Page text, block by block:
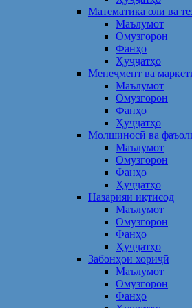
Математика олӣ ва
Маълумот
Омузгорон
Фанҳо
Ҳуҷҷатҳо
Менеҷмент ва
Маълумот
Омузгорон
Фанҳо
Ҳуҷҷатҳо
Молшиносӣ ва
Маълумот
Омузгорон
Фанҳо
Ҳуҷҷатҳо
Назарияи иқтисод
Маълумот
Омузгорон
Фанҳо
Ҳуҷҷатҳо
Забонҳои хориҷӣ
Маълумот
Омузгорон
Фанҳо